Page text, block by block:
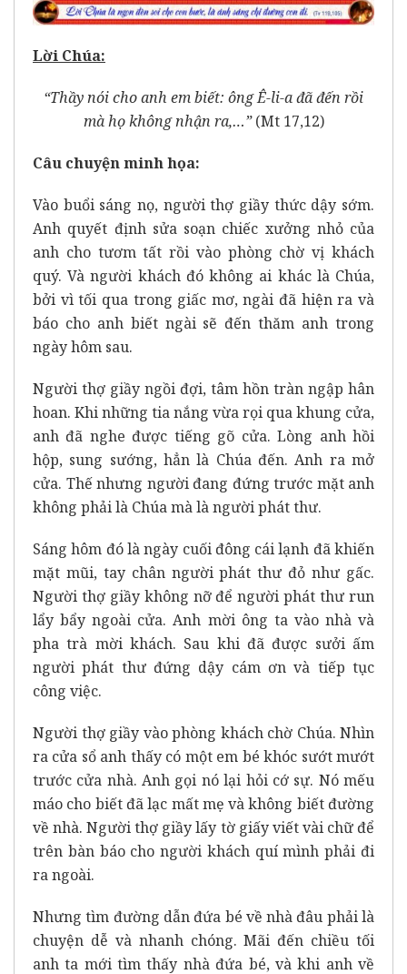
Lời Chúa:
“Thầy nói cho anh em biết: ông Ê-li-a đã đến rồi
mà họ không nhận ra,…”(Mt 17,12)
Câu chuyện minh họa:
Vào buổi sáng nọ, người thợ giầy thức dậy sớm.
Anh quyết định sửa soạn chiếc xưởng nhỏ của
anh cho tươm tất rồi vào phòng chờ vị khách
quý. Và người khách đó không ai khác là Chúa,
bởi vì tối qua trong giấc mơ, ngài đã hiện ra và
báo cho anh biết ngài sẽ đến thăm anh trong
ngày hôm sau.
Người thợ giầy ngồi đợi, tâm hồn tràn ngập hân
hoan. Khi những tia nắng vừa rọi qua khung cửa,
anh đã nghe được tiếng gõ cửa. Lòng anh hồi
hộp, sung sướng, hẳn là Chúa đến. Anh ra mở
cửa. Thế nhưng người đang đứng trước mặt anh
không phải là Chúa mà là người phát thư.
Sáng hôm đó là ngày cuối đông cái lạnh đã khiến
mặt mũi, tay chân người phát thư đỏ như gấc.
Người thợ giầy không nỡ để người phát thư run
lẩy bẩy ngoài cửa. Anh mời ông ta vào nhà và
pha trà mời khách. Sau khi đã được sưởi ấm
người phát thư đứng dậy cám ơn và tiếp tục
công việc.
Người thợ giầy vào phòng khách chờ Chúa. Nhìn
ra cửa sổ anh thấy có một em bé khóc sướt mướt
trước cửa nhà. Anh gọi nó lại hỏi cớ sự. Nó mếu
máo cho biết đã lạc mất mẹ và không biết đường
về nhà. Người thợ giầy lấy tờ giấy viết vài chữ để
trên bàn báo cho người khách quí mình phải đi
ra ngoài.
Nhưng tìm đường dẫn đứa bé về nhà đâu phải là
chuyện dễ và nhanh chóng. Mãi đến chiều tối
anh ta mới tìm thấy nhà đứa bé, và khi anh về